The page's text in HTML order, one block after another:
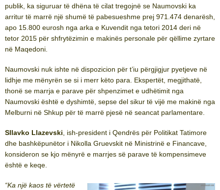
publik, ka siguruar të dhëna të cilat tregojnë se Naumovski ka
arritur të marrë një shumë të pabesueshme prej 971.474 denarësh,
apo 15.800 eurosh nga arka e Kuvendit nga tetori 2014 deri në
tetor 2015 për shfrytëzimin e makinës personale për qëllime zyrtare
në Maqedoni.
Naumovski nuk ishte në dispozicion për t’iu përgjigjur pyetjeve në
lidhje me mënyrën se si i merr këto para. Ekspertët, megjithatë,
thonë se marrja e parave për shpenzimet e udhëtimit nga
Naumovski është e dyshimtë, sepse del sikur të vijë me makinë nga
Melburni në Shkup për të marrë pjesë në seancat parlamentare.
Sllavko Llazevski , ish-president i Qendrës për Politikat Tatimore
dhe bashkëpunëtor i Nikolla Gruevskit në Ministrinë e Financave,
konsideron se kjo mënyrë e marrjes së parave të kompensimeve
është e keqe.
“Ka një kaos të vërtetë